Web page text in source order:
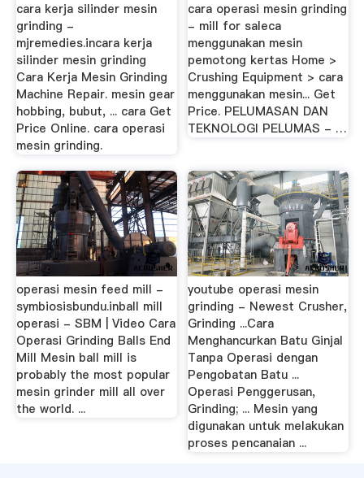
cara kerja silinder mesin
grinding -
mjremedies.incara kerja
silinder mesin grinding
Cara Kerja Mesin Grinding
Machine Repair. mesin gear
hobbing, bubut, ... cara Get
Price Online. cara operasi
mesin grinding.
cara operasi mesin grinding
- mill for saleca
menggunakan mesin
pemotong kertas Home >
Crushing Equipment > cara
menggunakan mesin... Get
Price. PELUMASAN DAN
TEKNOLOGI PELUMAS - …
operasi mesin feed mill -
symbiosisbundu.inball mill
operasi - SBM | Video Cara
Operasi Grinding Balls End
Mill Mesin ball mill is
probably the most popular
mesin grinder mill all over
the world. ...
youtube operasi mesin
grinding - Newest Crusher,
Grinding ...Cara
Menghancurkan Batu Ginjal
Tanpa Operasi dengan
Pengobatan Batu ...
Operasi Penggerusan,
Grinding; ... Mesin yang
digunakan untuk melakukan
proses pencanaian ...